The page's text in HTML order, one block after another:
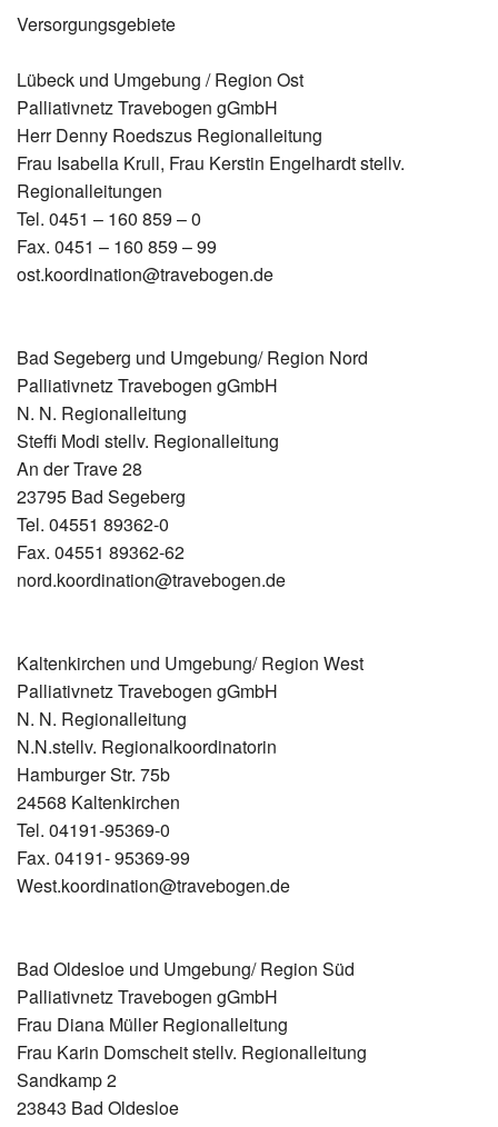
Versorgungsgebiete
Lübeck und Umgebung / Region Ost
Palliativnetz Travebogen gGmbH
Herr Denny Roedszus Regionalleitung
Frau Isabella Krull, Frau Kerstin Engelhardt stellv.
Regionalleitungen
Tel. 0451 – 160 859 – 0
Fax. 0451 – 160 859 – 99
ost.koordination@travebogen.de
Bad Segeberg und Umgebung/ Region Nord
Palliativnetz Travebogen gGmbH
N. N. Regionalleitung
Steffi Modi stellv. Regionalleitung
An der Trave 28
23795 Bad Segeberg
Tel. 04551 89362-0
Fax. 04551 89362-62
nord.koordination@travebogen.de
Kaltenkirchen und Umgebung/ Region West
Palliativnetz Travebogen gGmbH
N. N. Regionalleitung
N.N.stellv. Regionalkoordinatorin
Hamburger Str. 75b
24568 Kaltenkirchen
Tel. 04191-95369-0
Fax. 04191- 95369-99
West.koordination@travebogen.de
Bad Oldesloe und Umgebung/ Region Süd
Palliativnetz Travebogen gGmbH
Frau Diana Müller Regionalleitung
Frau Karin Domscheit stellv. Regionalleitung
Sandkamp 2
23843 Bad Oldesloe